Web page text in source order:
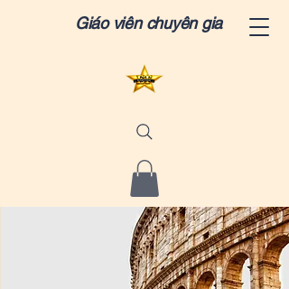
Giáo viên chuyên gia